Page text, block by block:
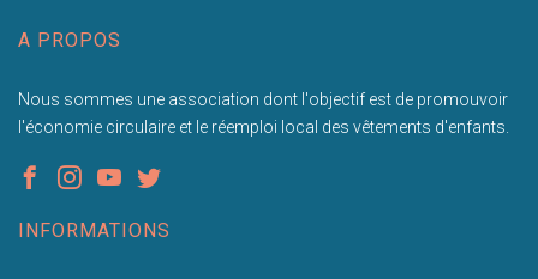
A PROPOS
Nous sommes une association dont l'objectif est de promouvoir
l'économie circulaire et le réemploi local des vêtements d'enfants.
INFORMATIONS